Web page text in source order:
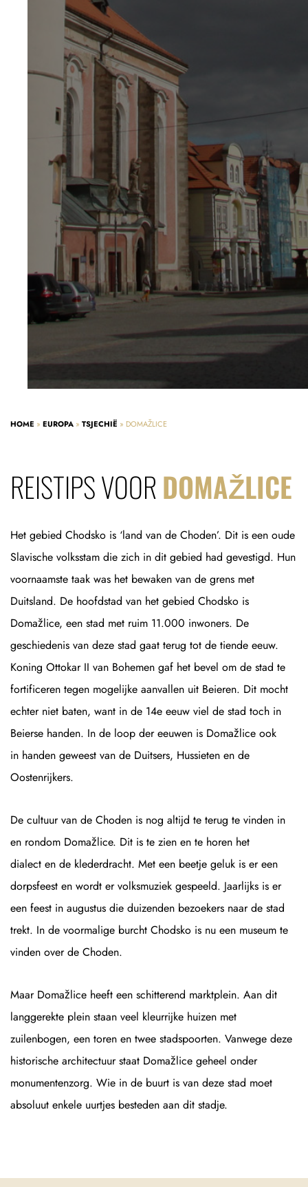
HOME » EUROPA » TSJECHIË » DOMAŽLICE
REISTIPS VOORDOMAŽLICE
Het gebied Chodsko is ‘land van de Choden’. Dit is een oude
Slavische volksstam die zich in dit gebied had gevestigd. Hun
voornaamste taak was het bewaken van de grens met
Duitsland. De hoofdstad van het gebied Chodsko is
Domažlice, een stad met ruim 11.000 inwoners. De
geschiedenis van deze stad gaat terug tot de tiende eeuw.
Koning Ottokar II van Bohemen gaf het bevel om de stad te
fortificeren tegen mogelijke aanvallen uit Beieren. Dit mocht
echter niet baten, want in de 14e eeuw viel de stad toch in
Beierse handen. In de loop der eeuwen is Domažlice ook
in handen geweest van de Duitsers, Hussieten en de
Oostenrijkers.
De cultuur van de Choden is nog altijd te terug te vinden in
en rondom Domažlice. Dit is te zien en te horen het
dialect en de klederdracht. Met een beetje geluk is er een
dorpsfeest en wordt er volksmuziek gespeeld. Jaarlijks is er
een feest in augustus die duizenden bezoekers naar de stad
trekt. In de voormalige burcht Chodsko is nu een museum te
vinden over de Choden.
Maar Domažlice heeft een schitterend marktplein. Aan dit
langgerekte plein staan veel kleurrijke huizen met
zuilenbogen, een toren en twee stadspoorten. Vanwege deze
historische architectuur staat Domažlice geheel onder
monumentenzorg. Wie in de buurt is van deze stad moet
absoluut enkele uurtjes besteden aan dit stadje.